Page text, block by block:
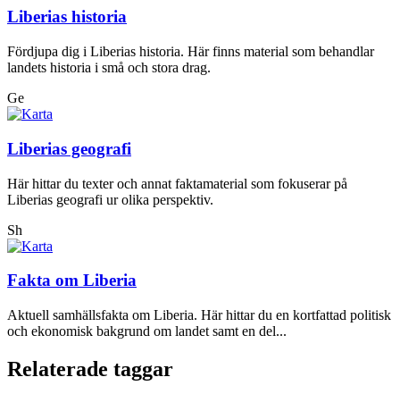
Liberias historia
Fördjupa dig i Liberias historia. Här finns material som behandlar
landets historia i små och stora drag.
Ge
Liberias geografi
Här hittar du texter och annat faktamaterial som fokuserar på
Liberias geografi ur olika perspektiv.
Sh
Fakta om Liberia
Aktuell samhällsfakta om Liberia. Här hittar du en kortfattad politisk
och ekonomisk bakgrund om landet samt en del...
Relaterade taggar